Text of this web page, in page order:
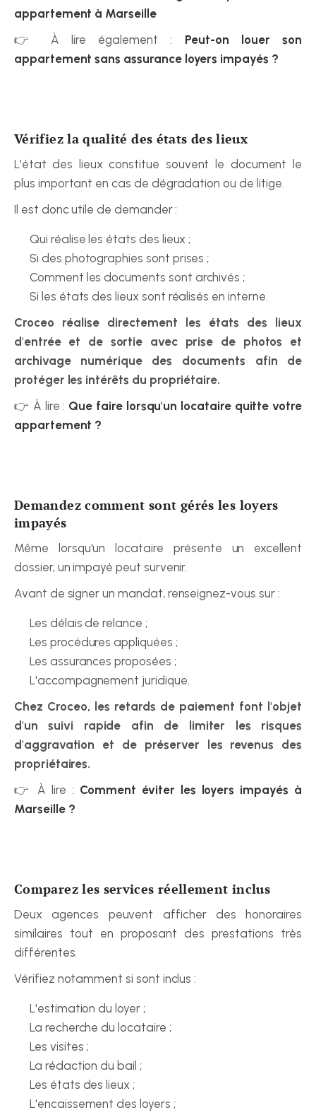
appartement à Marseille
👉 À lire également : Peut-on louer son
appartement sans assurance loyers impayés ?
Vérifiez la qualité des états des lieux
L'état des lieux constitue souvent le document le
plus important en cas de dégradation ou de litige.
Il est donc utile de demander :
Qui réalise les états des lieux ;
Si des photographies sont prises ;
Comment les documents sont archivés ;
Si les états des lieux sont réalisés en interne.
Croceo réalise directement les états des lieux
d'entrée et de sortie avec prise de photos et
archivage numérique des documents afin de
protéger les intérêts du propriétaire.
👉 À lire : Que faire lorsqu'un locataire quitte votre
appartement ?
Demandez comment sont gérés les loyers
impayés
Même lorsqu'un locataire présente un excellent
dossier, un impayé peut survenir.
Avant de signer un mandat, renseignez-vous sur :
Les délais de relance ;
Les procédures appliquées ;
Les assurances proposées ;
L'accompagnement juridique.
Chez Croceo, les retards de paiement font l'objet
d'un suivi rapide afin de limiter les risques
d'aggravation et de préserver les revenus des
propriétaires.
👉 À lire : Comment éviter les loyers impayés à
Marseille ?
Comparez les services réellement inclus
Deux agences peuvent afficher des honoraires
similaires tout en proposant des prestations très
différentes.
Vérifiez notamment si sont inclus :
L'estimation du loyer ;
La recherche du locataire ;
Les visites ;
La rédaction du bail ;
Les états des lieux ;
L'encaissement des loyers ;